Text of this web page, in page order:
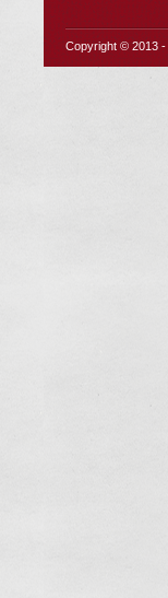
Copyright © 2013 -